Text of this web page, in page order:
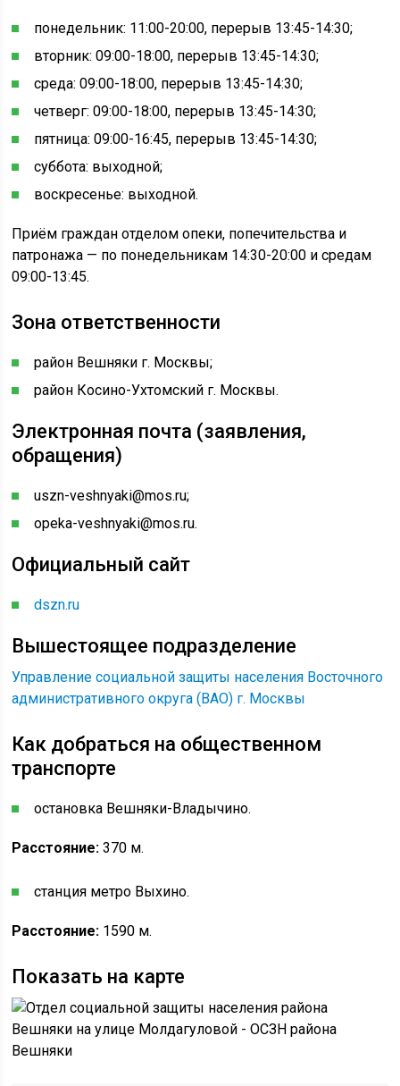
понедельник: 11:00-20:00, перерыв 13:45-14:30;
вторник: 09:00-18:00, перерыв 13:45-14:30;
среда: 09:00-18:00, перерыв 13:45-14:30;
четверг: 09:00-18:00, перерыв 13:45-14:30;
пятница: 09:00-16:45, перерыв 13:45-14:30;
суббота: выходной;
воскресенье: выходной.
Приём граждан отделом опеки, попечительства и
патронажа — по понедельникам 14:30-20:00 и средам
09:00-13:45.
Зона ответственности
район Вешняки г. Москвы;
район Косино-Ухтомский г. Москвы.
Электронная почта (заявления,
обращения)
uszn-veshnyaki@mos.ru;
opeka-veshnyaki@mos.ru.
Официальный сайт
dszn.ru
Вышестоящее подразделение
Управление социальной защиты населения Восточного
административного округа (ВАО) г. Москвы
Как добраться на общественном
транспорте
остановка Вешняки-Владычино.
Расстояние: 370 м.
станция метро Выхино.
Расстояние: 1590 м.
Показать на карте